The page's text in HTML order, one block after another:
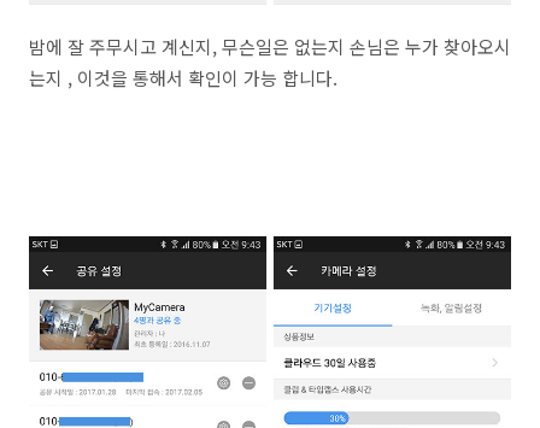
밤에 잘 주무시고 계신지, 무슨일은 없는지 손님은 누가 찾아오시
는지 , 이것을 통해서 확인이 가능 합니다.